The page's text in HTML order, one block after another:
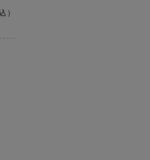
）